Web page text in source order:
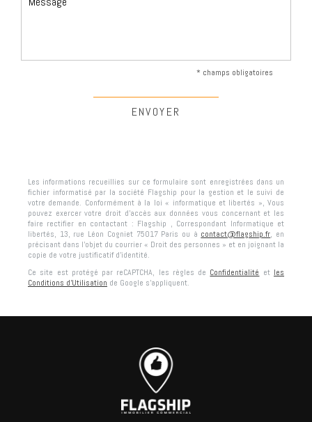
* champs obligatoires
Les informations recueillies sur ce formulaire sont enregistrées dans un
fichier informatisé par la société Flagship pour la gestion et le suivi de
votre demande. Conformément à la loi « informatique et libertés », Vous
pouvez exercer votre droit d'accès aux données vous concernant et les
faire rectifier en contactant : Flagship , Correspondant Informatique et
libertés, 13, rue Léon Cogniet 75017 Paris ou à contact@flagship.fr, en
précisant dans l’objet du courrier « Droit des personnes » et en joignant la
copie de votre justificatif d’identité.
Ce site est protégé par reCAPTCHA, les règles de Confidentialité et les
Conditions d'Utilisation de Google s'appliquent.